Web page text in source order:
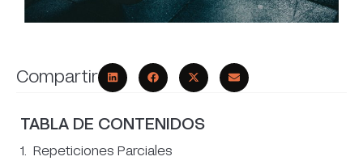
Compartir
TABLA DE CONTENIDOS
Repeticiones Parciales